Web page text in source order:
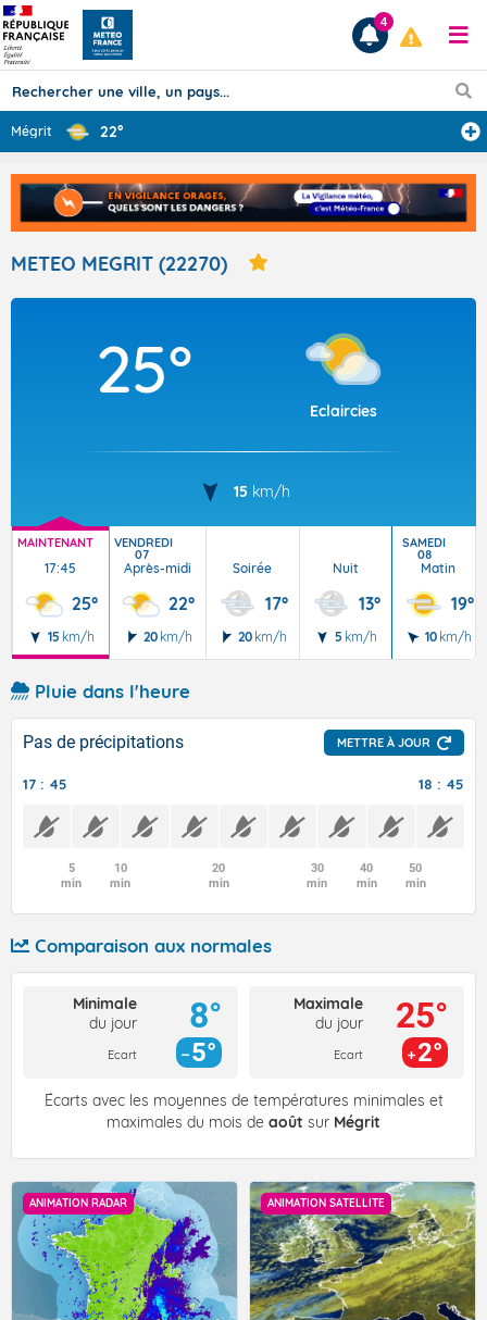
Prévisions
TOUS LES RÉSULTATS
Articles
4
Mégrit 22°
METEO MEGRIT (22270)
25°
Eclaircies
15 km/h
MAINTENANT
17:45
25°
15 km/h
VENDREDI
07
Après-midi
22°
20 km/h
Soirée
17°
20 km/h
Nuit
13°
5 km/h
SAMEDI
08
Matin
19°
10 km/h
Pluie dans l'heure
Pas de précipitations METTRE À JOUR
17 : 45 18 : 45
5
min
10
min
20
min
30
min
40
min
50
min
Comparaison aux normales
Minimale
du jour
Ecart
8°
5°
Maximale
du jour
Ecart
25°
2°
Écarts avec les moyennes de températures minimales et
maximales du mois de août sur Mégrit
ANIMATION RADAR ANIMATION SATELLITE